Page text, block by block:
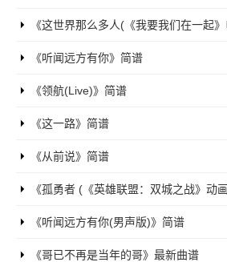
《这世界那么多人(《我要我们在一起》电影
《听闻远方有你》简谱
《领航(Live)》简谱
《这一路》简谱
《从前说》简谱
《孤勇者 (《英雄联盟：双城之战》动画剧集中
《听闻远方有你(男声版)》简谱
《哥已不再是当年的哥》最新曲谱